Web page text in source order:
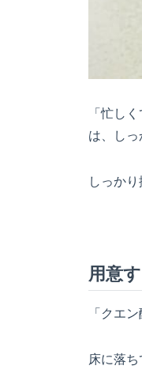
「忙し
は、しっ
しっか
用意
「クエ
床に落